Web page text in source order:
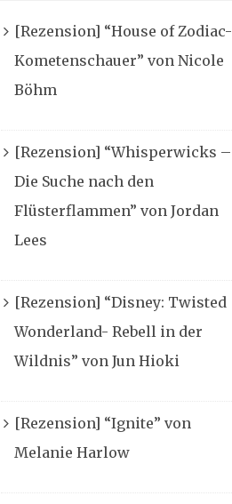
[Rezension] “House of Zodiac-
Kometenschauer” von Nicole
Böhm
[Rezension] “Whisperwicks –
Die Suche nach den
Flüsterflammen” von Jordan
Lees
[Rezension] “Disney: Twisted
Wonderland- Rebell in der
Wildnis” von Jun Hioki
[Rezension] “Ignite” von
Melanie Harlow